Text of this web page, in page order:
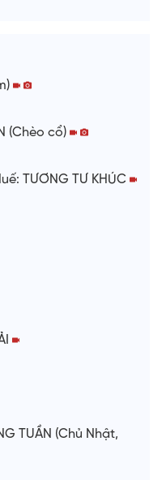
(Chèo cổ)
TƯƠNG TƯ KHÚC
TUẦN (Chủ Nhật,